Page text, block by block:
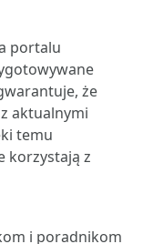
portalu
że
aktualnymi
temu
korzystają z
i poradnikom